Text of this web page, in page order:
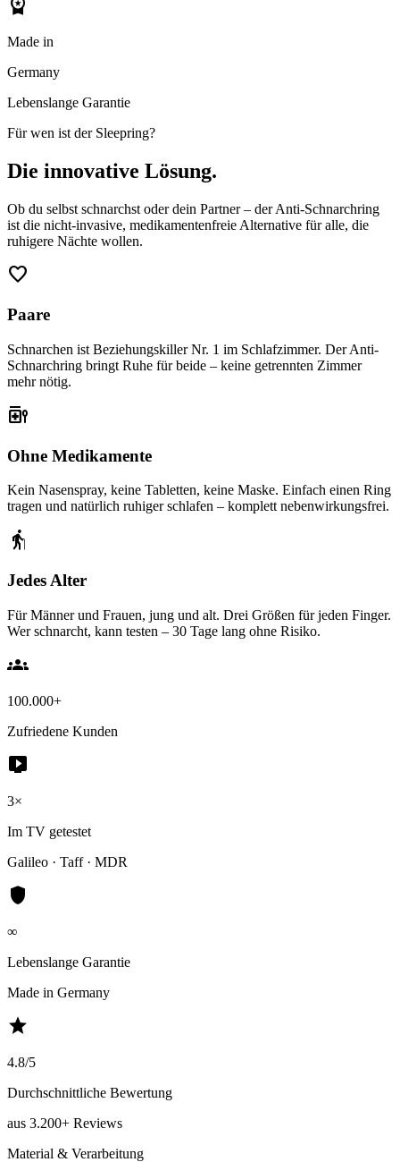
workspace_premium
Made in
Germany
Lebenslange Garantie
Für wen ist der Sleepring?
Die innovative Lösung.
Ob du selbst schnarchst oder dein Partner – der Anti-Schnarchring
ist die nicht-invasive, medikamentenfreie Alternative für alle, die
ruhigere Nächte wollen.
favorite
Paare
Schnarchen ist Beziehungskiller Nr. 1 im Schlafzimmer. Der Anti-
Schnarchring bringt Ruhe für beide – keine getrennten Zimmer
mehr nötig.
medication_liquid
Ohne Medikamente
Kein Nasenspray, keine Tabletten, keine Maske. Einfach einen Ring
tragen und natürlich ruhiger schlafen – komplett nebenwirkungsfrei.
elderly
Jedes Alter
Für Männer und Frauen, jung und alt. Drei Größen für jeden Finger.
Wer schnarcht, kann testen – 30 Tage lang ohne Risiko.
groups
100.000+
Zufriedene Kunden
live_tv
3×
Im TV getestet
Galileo · Taff · MDR
shield
∞
Lebenslange Garantie
Made in Germany
star
4.8/5
Durchschnittliche Bewertung
aus 3.200+ Reviews
Material & Verarbeitung